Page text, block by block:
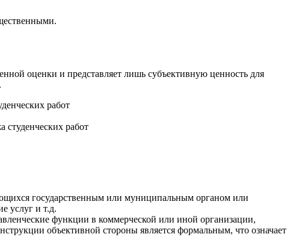
оценки и представляет лишь субъективную ценность для
работ
государственным или муниципальным органом или
услуг и т.д.
функции в коммерческой или иной организации,
объективной стороны является формальным, что означает